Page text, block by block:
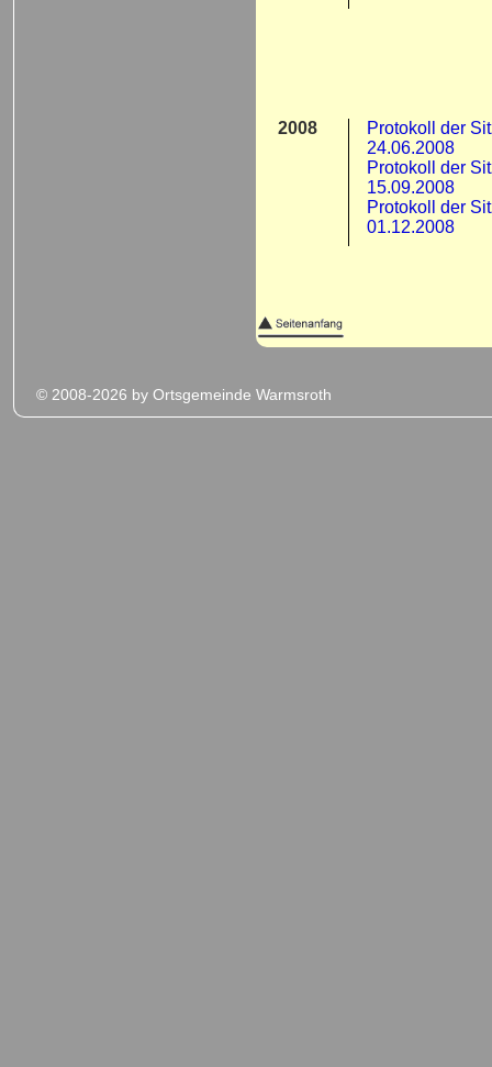
2008
Protokoll der
24.06.2008
Protokoll der
15.09.2008
Protokoll der
01.12.2008
© 2008-2026 by Ortsgemeinde Warmsroth